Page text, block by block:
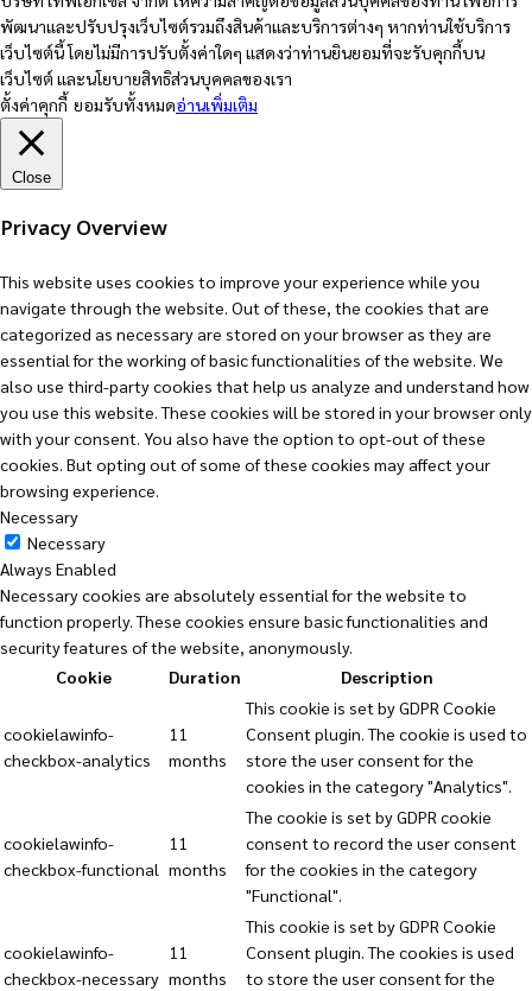
พัฒนาและปรับปรุงเว็บไซต์รวมถึงสินค้าและบริการต่างๆ หากท่านใช้บริการ
เว็บไซต์นี้ โดยไม่มีการปรับตั้งค่าใดๆ แสดงว่าท่านยินยอมที่จะรับคุกกี้บน
เว็บไซต์ และนโยบายสิทธิส่วนบุคคลของเรา
ตั้งค่าคุกกี้ ยอมรับทั้งหมดอ่านเพิ่มเติม
Close
Privacy Overview
This website uses cookies to improve your experience while you
navigate through the website. Out of these, the cookies that are
categorized as necessary are stored on your browser as they are
essential for the working of basic functionalities of the website. We
also use third-party cookies that help us analyze and understand how
you use this website. These cookies will be stored in your browser only
with your consent. You also have the option to opt-out of these
cookies. But opting out of some of these cookies may affect your
browsing experience.
Necessary
Necessary
Always Enabled
Necessary cookies are absolutely essential for the website to
function properly. These cookies ensure basic functionalities and
security features of the website, anonymously.
Cookie
Duration Description
cookielawinfo-
checkbox-analytics
11
months
This cookie is set by GDPR Cookie
Consent plugin. The cookie is used to
store the user consent for the
cookies in the category "Analytics".
cookielawinfo-
checkbox-functional
11
months
The cookie is set by GDPR cookie
consent to record the user consent
for the cookies in the category
"Functional".
cookielawinfo-
checkbox-necessary
11
months
This cookie is set by GDPR Cookie
Consent plugin. The cookies is used
to store the user consent for the